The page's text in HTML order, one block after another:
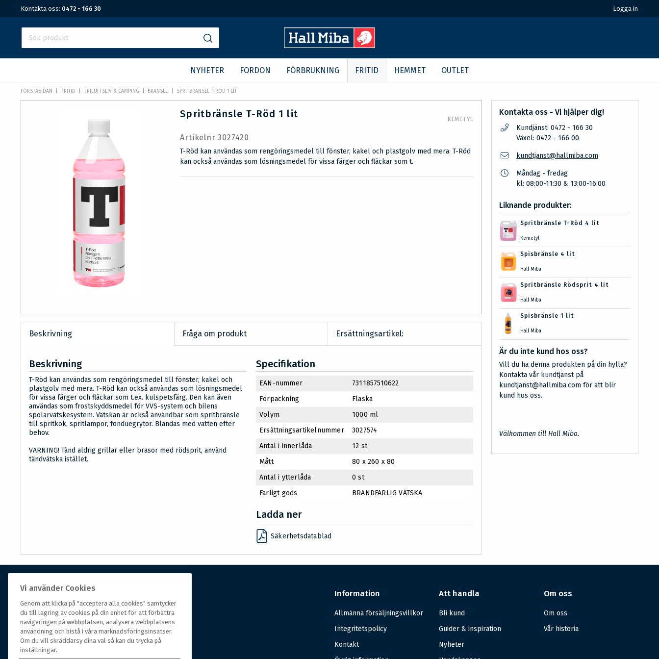
Kontakta oss: 0472 - 166 30 Logga in
NYHETER FORDON FÖRBRUKNING FRITID HEMMET OUTLET
FÖRSTASIDAN FRITID FRILUFTSLIV & CAMPING BRÄNSLE SPRITBRÄNSLE T-RÖD 1 LIT
Spritbränsle T-Röd 1 lit KEMETYL
Artikelnr 3027420
T-Röd kan användas som rengöringsmedel till fönster, kakel och plastgolv med mera. T-Röd
kan också användas som lösningsmedel för vissa färger och fläckar som t.
Beskrivning Fråga om produkt Ersättningsartikel:
Beskrivning
T-Röd kan användas som rengöringsmedel till fönster, kakel och
plastgolv med mera. T-Röd kan också användas som lösningsmedel
för vissa färger och fläckar som t.ex. kulspetsfärg. Den kan även
användas som frostskyddsmedel för VVS-system och bilens
spolarvätskesystem. Vätskan är också användbar som spritbränsle
till spritkök, spritlampor, fonduegrytor. Blandas med vatten efter
behov.
VARNING! Tänd aldrig grillar eller brasor med rödsprit, använd
tändvätska istället.
Specifikation
EAN-nummer
7311857510622
Förpackning
Flaska
Volym
1000 ml
Ersättningsartikelnummer
3027574
Antal i innerlåda
12 st
Mått
80 x 260 x 80
Antal i ytterlåda
0 st
Farligt gods
BRANDFARLIG VÄTSKA
Ladda ner
Säkerhetsdatablad
Kontakta oss - Vi hjälper dig!
Kundjänst: 0472 - 166 30
Växel: 0472 - 166 00
kundtjanst@hallmiba.com
Måndag - fredag
kl: 08:00-11:30 & 13:00-16:00
Liknande produkter:
Spritbränsle T-Röd 4 lit
Kemetyl
Spisbränsle 4 lit
Hall Miba
Spritbränsle Rödsprit 4 lit
Hall Miba
Spisbränsle 1 lit
Hall Miba
Är du inte kund hos oss?
Vill du ha denna produkten på din hylla?
Kontakta vår kundtjänst på
kundtjanst@hallmiba.com för att blir
kund hos oss.
Välkommen till Hall Miba.
Om Hall Miba
Hall Miba är grossisten som funnits på marknaden i
över 150 år. Från huvudkontoret i småländska Växjö
styrs hela organisationen, som erbjuder prisvärda
produkter till kunder i rörelse.
Information
Allmänna försäljningsvillkor
Integritetspolicy
Kontakt
Att handla
Bli kund
Guider & inspiration
Nyheter
Om oss
Om oss
Vår historia
Vi använder Cookies
Genom att klicka på "acceptera alla cookies" samtycker
du till lagring av cookies på din enhet för att förbättra
navigeringen på webbplatsen, analysera webbplatsens
användning och bistå i våra marknadsföringsinsatser.
Om du vill skräddarsy dina val så kan du trycka på
inställningar.